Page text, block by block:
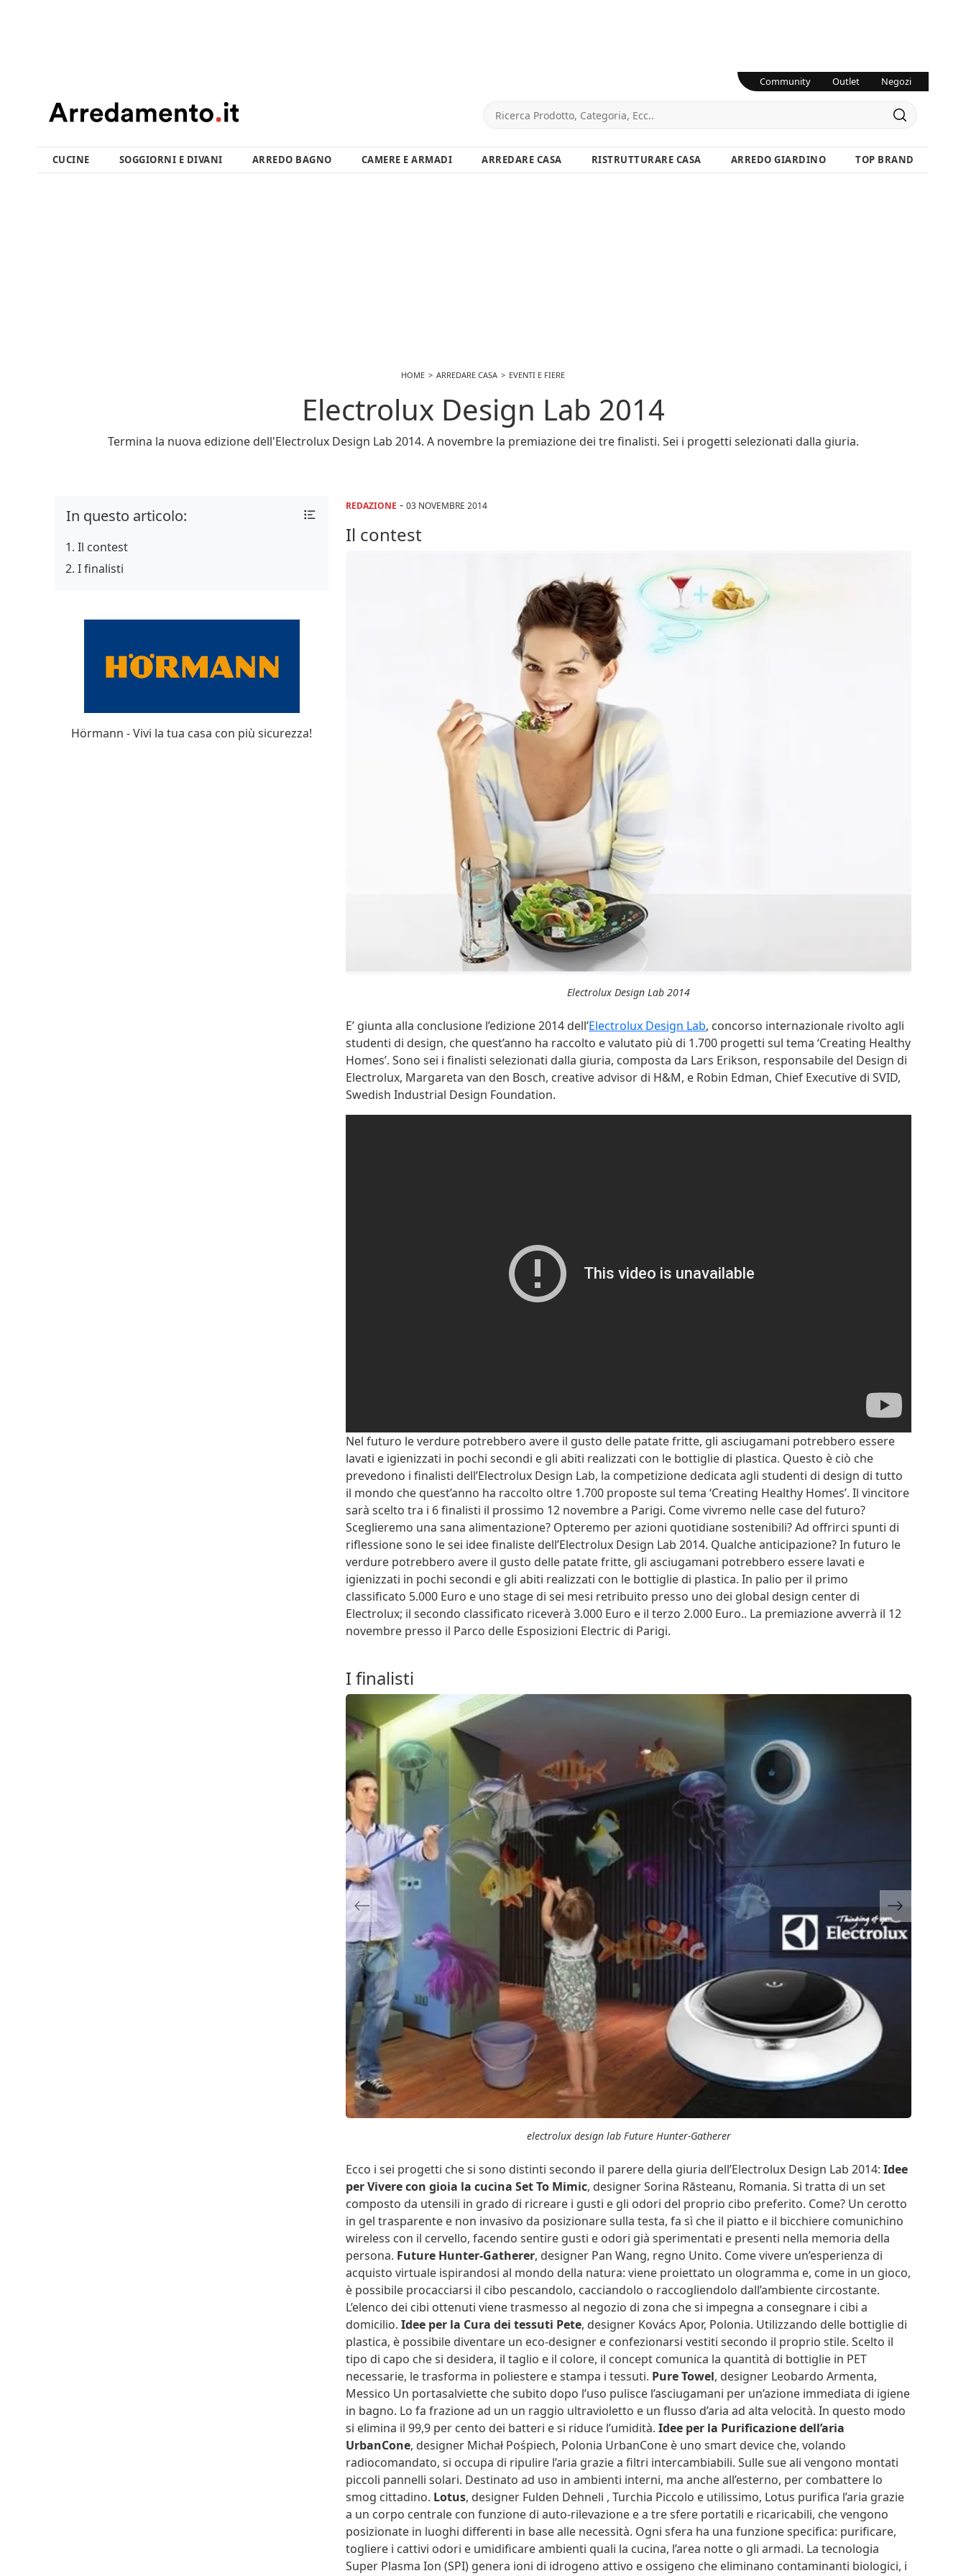
Community Outlet Negozi
CUCINE SOGGIORNI E DIVANI ARREDO BAGNO CAMERE E ARMADI ARREDARE CASA RISTRUTTURARE CASA ARREDO GIARDINO TOP BRAND
HOME ARREDARE CASA EVENTI E FIERE
Electrolux Design Lab 2014
Termina la nuova edizione dell'Electrolux Design Lab 2014. A novembre la premiazione dei tre finalisti. Sei i progetti selezionati dalla giuria.
REDAZIONE -03 NOVEMBRE 2014
Il contest
Electrolux Design Lab 2014
E’ giunta alla conclusione l’edizione 2014 dell’Electrolux Design Lab, concorso internazionale rivolto agli
studenti di design, che quest’anno ha raccolto e valutato più di 1.700 progetti sul tema ‘Creating Healthy
Homes’. Sono sei i finalisti selezionati dalla giuria, composta da Lars Erikson, responsabile del Design di
Electrolux, Margareta van den Bosch, creative advisor di H&M, e Robin Edman, Chief Executive di SVID,
Swedish Industrial Design Foundation.
Nel futuro le verdure potrebbero avere il gusto delle patate fritte, gli asciugamani potrebbero essere
lavati e igienizzati in pochi secondi e gli abiti realizzati con le bottiglie di plastica. Questo è ciò che
prevedono i finalisti dell’Electrolux Design Lab, la competizione dedicata agli studenti di design di tutto
il mondo che quest’anno ha raccolto oltre 1.700 proposte sul tema ‘Creating Healthy Homes’. Il vincitore
sarà scelto tra i 6 finalisti il prossimo 12 novembre a Parigi. Come vivremo nelle case del futuro?
Sceglieremo una sana alimentazione? Opteremo per azioni quotidiane sostenibili? Ad offrirci spunti di
riflessione sono le sei idee finaliste dell’Electrolux Design Lab 2014. Qualche anticipazione? In futuro le
verdure potrebbero avere il gusto delle patate fritte, gli asciugamani potrebbero essere lavati e
igienizzati in pochi secondi e gli abiti realizzati con le bottiglie di plastica. In palio per il primo
classificato 5.000 Euro e uno stage di sei mesi retribuito presso uno dei global design center di
Electrolux; il secondo classificato riceverà 3.000 Euro e il terzo 2.000 Euro.. La premiazione avverrà il 12
novembre presso il Parco delle Esposizioni Electric di Parigi.
I finalisti
electrolux design lab Future Hunter-Gatherer
Previous Next
Ecco i sei progetti che si sono distinti secondo il parere della giuria dell’Electrolux Design Lab 2014:Idee
per Vivere con gioia la cucina Set To Mimic, designer Sorina Răsteanu, Romania. Si tratta di un set
composto da utensili in grado di ricreare i gusti e gli odori del proprio cibo preferito. Come? Un cerotto
in gel trasparente e non invasivo da posizionare sulla testa, fa sì che il piatto e il bicchiere comunichino
wireless con il cervello, facendo sentire gusti e odori già sperimentati e presenti nella memoria della
persona. Future Hunter-Gatherer, designer Pan Wang, regno Unito. Come vivere un’esperienza di
acquisto virtuale ispirandosi al mondo della natura: viene proiettato un ologramma e, come in un gioco,
è possibile procacciarsi il cibo pescandolo, cacciandolo o raccogliendolo dall’ambiente circostante.
L’elenco dei cibi ottenuti viene trasmesso al negozio di zona che si impegna a consegnare i cibi a
domicilio.Idee per la Cura dei tessuti Pete, designer Kovács Apor, Polonia. Utilizzando delle bottiglie di
plastica, è possibile diventare un eco-designer e confezionarsi vestiti secondo il proprio stile. Scelto il
tipo di capo che si desidera, il taglio e il colore, il concept comunica la quantità di bottiglie in PET
necessarie, le trasforma in poliestere e stampa i tessuti. Pure Towel, designer Leobardo Armenta,
Messico Un portasalviette che subito dopo l’uso pulisce l’asciugamani per un’azione immediata di igiene
in bagno. Lo fa frazione ad un un raggio ultravioletto e un flusso d’aria ad alta velocità. In questo modo
si elimina il 99,9 per cento dei batteri e si riduce l’umidità.Idee per la Purificazione dell’aria
UrbanCone, designer Michał Pośpiech, Polonia UrbanCone è uno smart device che, volando
radiocomandato, si occupa di ripulire l’aria grazie a filtri intercambiabili. Sulle sue ali vengono montati
piccoli pannelli solari. Destinato ad uso in ambienti interni, ma anche all’esterno, per combattere lo
smog cittadino. Lotus, designer Fulden Dehneli , Turchia Piccolo e utilissimo, Lotus purifica l’aria grazie
a un corpo centrale con funzione di auto-rilevazione e a tre sfere portatili e ricaricabili, che vengono
posizionate in luoghi differenti in base alle necessità. Ogni sfera ha una funzione specifica: purificare,
togliere i cattivi odori e umidificare ambienti quali la cucina, l’area notte o gli armadi. La tecnologia
Super Plasma Ion (SPI) genera ioni di idrogeno attivo e ossigeno che eliminano contaminanti biologici, i
In questo articolo:
Il contest
I finalisti
Hörmann - Vivi la tua casa con più sicurezza!